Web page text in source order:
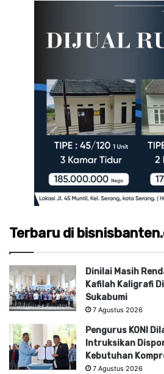
Terbaru di
Dinilai Masih
Kafilah Kaligrafi
Sukabumi
7 Agustus 2026
Pengurus KONI
Intruksikan
Kebutuhan
7 Agustus 2026